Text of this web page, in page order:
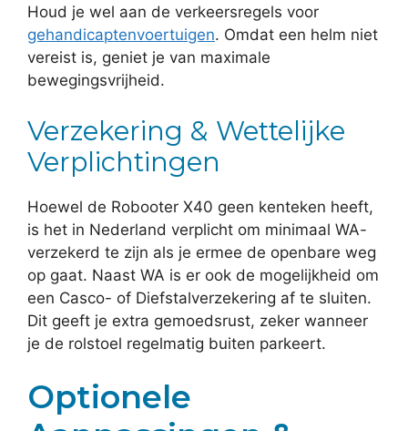
Houd je wel aan de verkeersregels voor
gehandicaptenvoertuigen. Omdat een helm niet
vereist is, geniet je van maximale
bewegingsvrijheid.
Verzekering & Wettelijke
Verplichtingen
Hoewel de Robooter X40 geen kenteken heeft,
is het in Nederland verplicht om minimaal WA-
verzekerd te zijn als je ermee de openbare weg
op gaat. Naast WA is er ook de mogelijkheid om
een Casco- of Diefstalverzekering af te sluiten.
Dit geeft je extra gemoedsrust, zeker wanneer
je de rolstoel regelmatig buiten parkeert.
Optionele